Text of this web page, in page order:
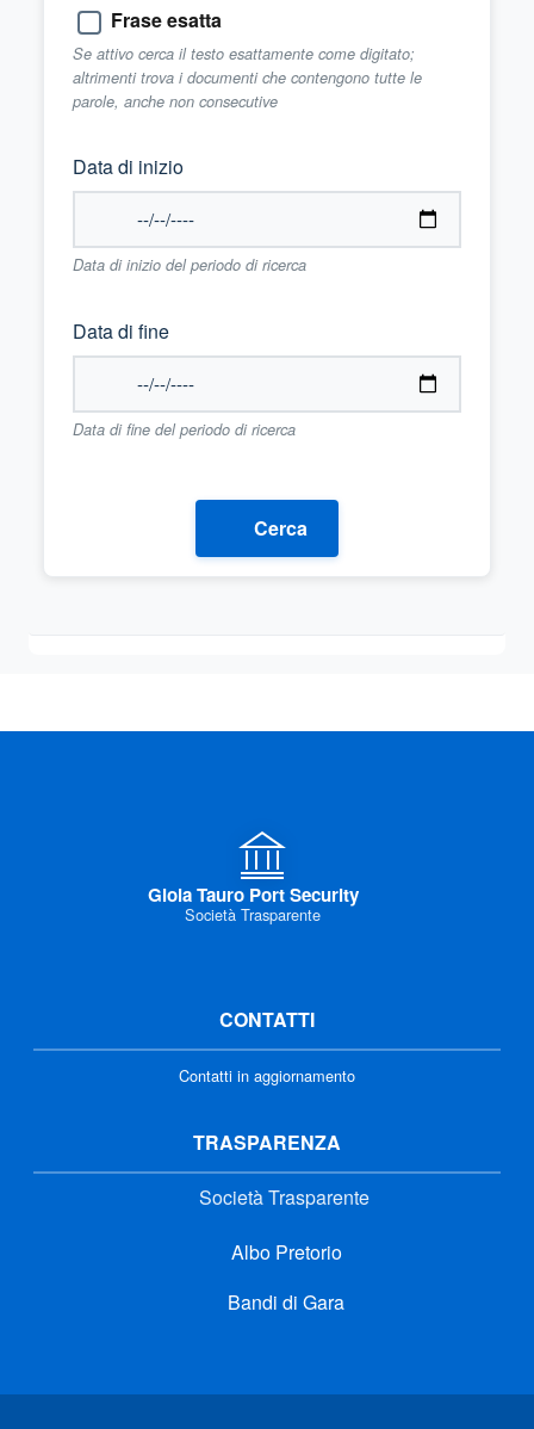
Frase esatta
Se attivo cerca il testo esattamente come digitato;
altrimenti trova i documenti che contengono tutte le
parole, anche non consecutive
Data di inizio
Data di inizio del periodo di ricerca
Data di fine
Data di fine del periodo di ricerca
Cerca
Gioia Tauro Port Security
Società Trasparente
CONTATTI
Contatti in aggiornamento
TRASPARENZA
Società Trasparente
Albo Pretorio
Bandi di Gara